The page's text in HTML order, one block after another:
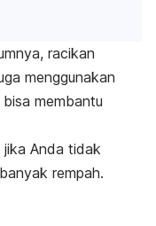
racikan
menggunakan
membantu
Anda tidak
rempah.